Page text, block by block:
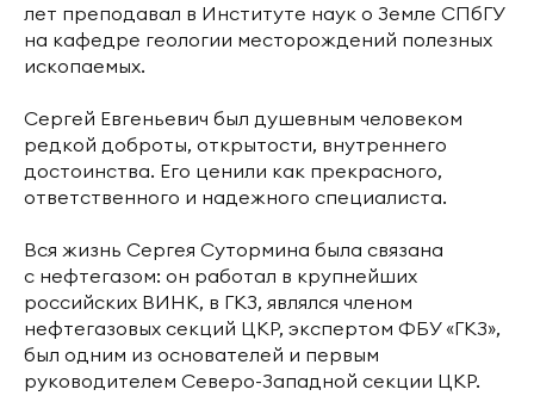
лет преподавал в Институте наук о Земле СПбГУ
на кафедре геологии месторождений полезных
ископаемых.
Сергей Евгеньевич был душевным человеком
редкой доброты, открытости, внутреннего
достоинства. Его ценили как прекрасного,
ответственного и надежного специалиста.
Вся жизнь Сергея Сутормина была связана
с нефтегазом: он работал в крупнейших
российских ВИНК, в ГКЗ, являлся членом
нефтегазовых секций ЦКР, экспертом ФБУ «ГКЗ»,
был одним из основателей и первым
руководителем Северо-Западной секции ЦКР.